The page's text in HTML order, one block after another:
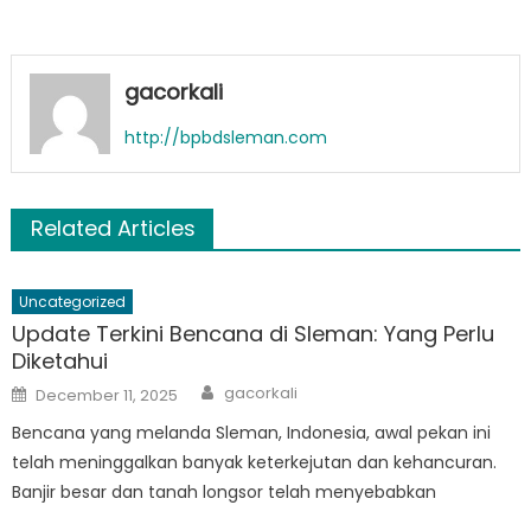
gacorkali
http://bpbdsleman.com
Related Articles
Uncategorized
Update Terkini Bencana di Sleman: Yang Perlu
Diketahui
Posted
on
December 11, 2025 Author
gacorkali
Bencana yang melanda Sleman, Indonesia, awal pekan ini
telah meninggalkan banyak keterkejutan dan kehancuran.
Banjir besar dan tanah longsor telah menyebabkan